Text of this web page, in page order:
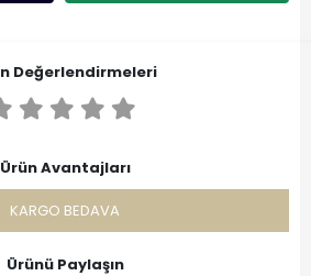
Değerlendirmeleri
Ürün Avantajları
KARGO BEDAVA
Ürünü Paylaşın